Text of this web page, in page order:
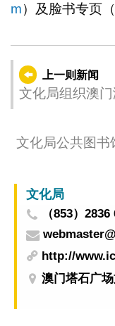
m）及脸书专页
上一则新闻
文化局组织澳
文化局公共图书
文化局
（853）2836
http://
澳门塔石广